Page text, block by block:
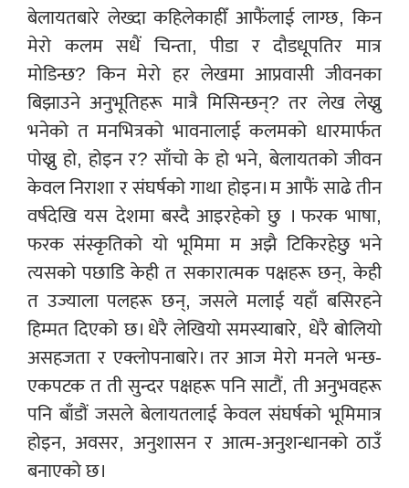
बेलायतबारे लेख्दा कहिलेकाहीँ आफैंलाई लाग्छ, किन
मेरो कलम सधैं चिन्ता, पीडा र दौडधूपतिर मात्र
मोडिन्छ? किन मेरो हर लेखमा आप्रवासी जीवनका
बिझाउने अनुभूतिहरू मात्रै मिसिन्छन्? तर लेख लेख्नु
भनेको त मनभित्रको भावनालाई कलमको धारमार्फत
पोख्नु हो, होइन र? साँचो के हो भने, बेलायतको जीवन
केवल निराशा र संघर्षको गाथा होइन। म आफैं साढे तीन
वर्षदेखि यस देशमा बस्दै आइरहेको छु । फरक भाषा,
फरक संस्कृतिको यो भूमिमा म अझै टिकिरहेछु भने
त्यसको पछाडि केही त सकारात्मक पक्षहरू छन्, केही
त उज्याला पलहरू छन्, जसले मलाई यहाँ बसिरहने
हिम्मत दिएको छ। धेरै लेखियो समस्याबारे, धेरै बोलियो
असहजता र एक्लोपनाबारे। तर आज मेरो मनले भन्छ-
एकपटक त ती सुन्दर पक्षहरू पनि साटौं, ती अनुभवहरू
पनि बाँडौं जसले बेलायतलाई केवल संघर्षको भूमिमात्र
होइन, अवसर, अनुशासन र आत्म-अनुशन्धानको ठाउँ
बनाएको छ।